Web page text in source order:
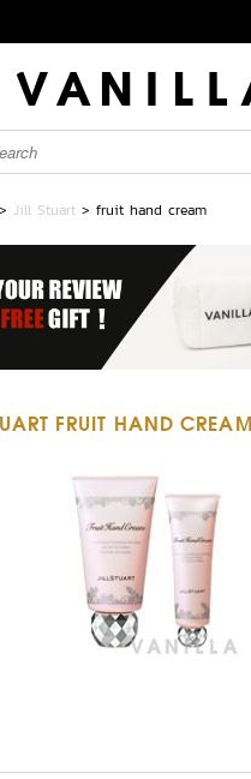
>Jill Stuart >fruit hand cream
FRUIT HAND CREAM